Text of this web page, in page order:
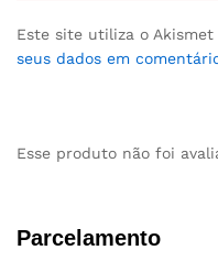
Este site utiliza o
seus dados em
Esse produto não foi
Parcelamento